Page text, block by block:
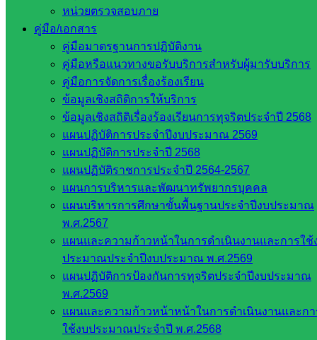
หน่วยตรวจสอบภาย
คู่มือ/เอกสาร
คู่มือมาตรฐานการปฏิบัติงาน
คู่มือหรือแนวทางขอรับบริการสำหรับผู้มารับบริการ
คู่มือการจัดการเรื่องร้องเรียน
ข้อมูลเชิงสถิติการให้บริการ
ข้อมูลเชิงสถิติเรื่องร้องเรียนการทุจริตประจำปี 2568
แผนปฏิบัติการประจำปีงบประมาณ 2569
แผนปฏิบัติการประจำปี 2568
แผนปฏิบัติราชการประจำปี 2564-2567
แผนการบริหารและพัฒนาทรัพยากรบุคคล
แผนบริหารการศึกษาขั้นพื้นฐานประจำปีงบประมาณ
พ.ศ.2567
แผนและความก้าวหน้าในการดำเนินงานและการใช้
ประมาณประจำปีงบประมาณ พ.ศ.2569
แผนปฏิบัติการป้องกันการทุจริตประจำปีงบประมาณ
พ.ศ.2569
แผนและความก้าวหน้าหน้าในการดำเนินงานและก
ใช้งบประมาณประจำปี พ.ศ.2568
กฎหมายและคดี
หน่วยงาน
ที่เกี่ยวข้อง
กระทรวง
ศึกษาธิการ
กระทรวง
อุดมศึกษา
สำนักงาน
เลขาธิการ
สภาการ
ศึกษา
สำนักงาน